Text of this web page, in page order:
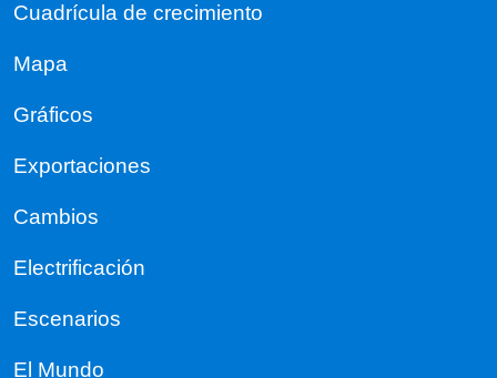
Cuadrícula de crecimiento
Mapa
Gráficos
Exportaciones
Cambios
Electrificación
Escenarios
El Mundo